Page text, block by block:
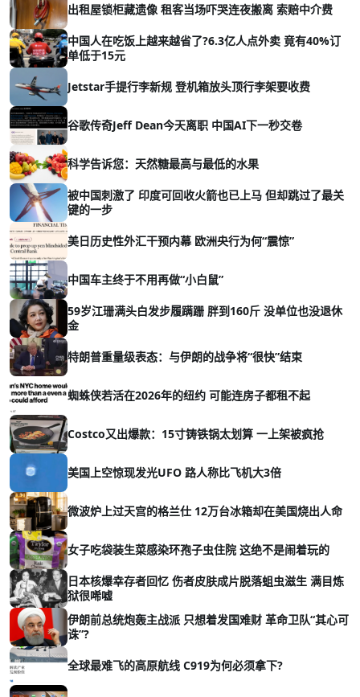
出租屋锁柜藏遗像 租客当场吓哭连夜搬离 索赔中介费
中国人在吃饭上越来越省了?6.3亿人点外卖 竟有40%订
单低于15元
Jetstar手提行李新规 登机箱放头顶行李架要收费
谷歌传奇Jeff Dean今天离职 中国AI下一秒交卷
科学告诉您：天然糖最高与最低的水果
被中国刺激了 印度可回收火箭也已上马 但却跳过了最关
键的一步
美日历史性外汇干预内幕 欧洲央行为何“震惊”
中国车主终于不用再做“小白鼠”
59岁江珊满头白发步履蹒跚 胖到160斤 没单位也没退休
金
特朗普重量级表态：与伊朗的战争将“很快”结束
蜘蛛侠若活在2026年的纽约 可能连房子都租不起
Costco又出爆款：15寸铸铁锅太划算 一上架被疯抢
美国上空惊现发光UFO 路人称比飞机大3倍
微波炉上过天宫的格兰仕 12万台冰箱却在美国烧出人命
女子吃袋装生菜感染环孢子虫住院 这绝不是闹着玩的
日本核爆幸存者回忆 伤者皮肤成片脱落蛆虫滋生 满目炼
狱很唏嘘
伊朗前总统炮轰主战派 只想着发国难财 革命卫队“其心可
诛”?
全球最难飞的高原航线 C919为何必须拿下?